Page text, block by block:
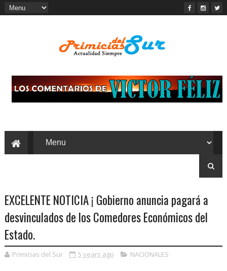
EXCELENTE NOTICIA ¡ Gobierno anuncia pagará a
desvinculados de los Comedores Económicos del
Estado.
Primicias del Sur 5 years ago NACIONALES